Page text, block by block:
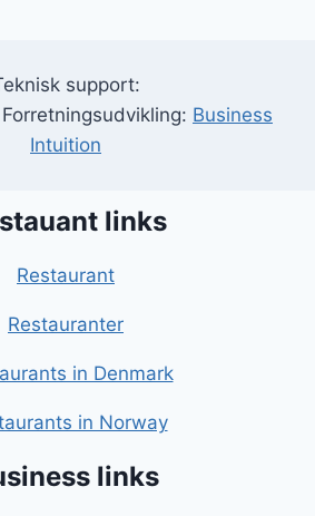
support:
Business
Intuition
links
Restaurant
Restauranter
in Denmark
in Norway
links